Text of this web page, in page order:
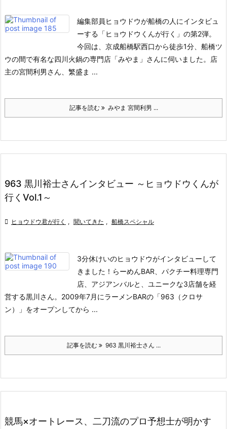
編集部員ヒョウドウが船橋の人にインタビュ
ーする「ヒョウドウくんが行く」の第2弾。
今回は、京成船橋駅西口から徒歩1分、船橋ツ
ウの間で有名な四川火鍋の専門店「みやま」さんに伺いました。
店
主の宮間利男さん、繁盛ま ...
記事を読む みやま 宮間利男 ...
963 黒川裕士さんインタビュー ～ヒョウドウくんが
行くVol.1～
 ヒョウドウ君が行く , 聞いてきた , 船橋スペシャル
3分休けいのヒョウドウがインタビューして
きました！ らーめんBAR、パクチー料理専門
店、アジアンバルと、ユニークな3店舗を経
営する黒川さん。 2009年7月にラーメンBARの「963（クロサ
ン）」をオープンしてから ...
記事を読む 963 黒川裕士さん ...
競馬×オートレース、二刀流のプロ予想士が明かす